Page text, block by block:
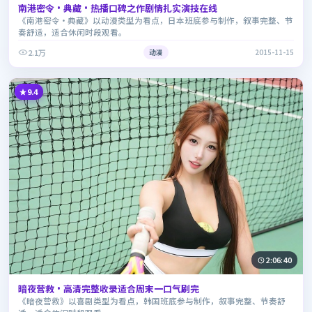
南港密令·典藏·热播口碑之作剧情扎实演技在线
《南港密令·典藏》以动漫类型为看点，日本班底参与制作，叙事完整、节
奏舒适，适合休闲时段观看。
2.1万
动漫 2015-11-15
9.4
2:06:40
暗夜营救·高清完整收录适合周末一口气刷完
《暗夜营救》以喜剧类型为看点，韩国班底参与制作，叙事完整、节奏舒